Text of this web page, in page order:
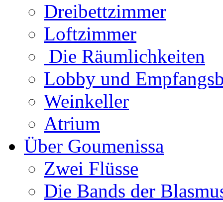
Dreibettzimmer
Loftzimmer
Die Räumlichkeiten
Lobby und
Weinkeller
Atrium
Über Goumenissa
Zwei Flüsse
Die Bands der